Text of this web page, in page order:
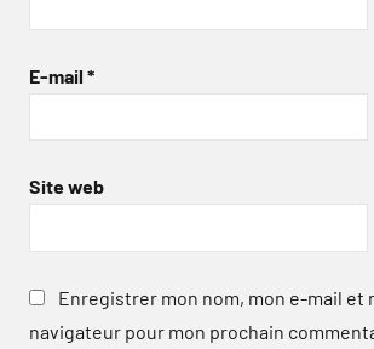
E-mail *
Site web
Enregistrer mon nom, mon e-mail et
navigateur pour mon prochain